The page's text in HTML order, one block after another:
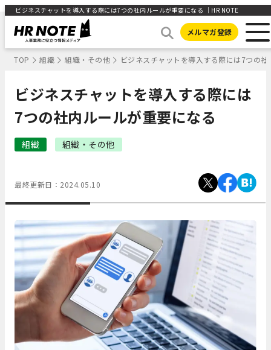
ビジネスチャットを導入する際には7つの社内ルールが重要になる ｜HR NOTE
メルマガ登録
TOP 組織 組織・その他 ビジネスチャットを導入する際には7つの
ビジネスチャットを導入する際には
7つの社内ルールが重要になる
組織 組織・その他
最終更新日： 2024.05.10